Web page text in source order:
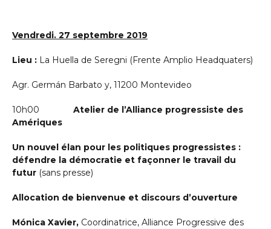
Vendredi. 27 septembre 2019
Lieu : La Huella de Seregni (Frente Amplio Headquaters)
Agr. Germán Barbato y, 11200 Montevideo
10h00 Atelier de l’Alliance progressiste des
Amériques
Un nouvel élan pour les politiques progressistes :
défendre la démocratie et façonner le travail du
futur (sans presse)
Allocation de bienvenue et discours d’ouverture
Mónica Xavier, Coordinatrice, Alliance Progressive des